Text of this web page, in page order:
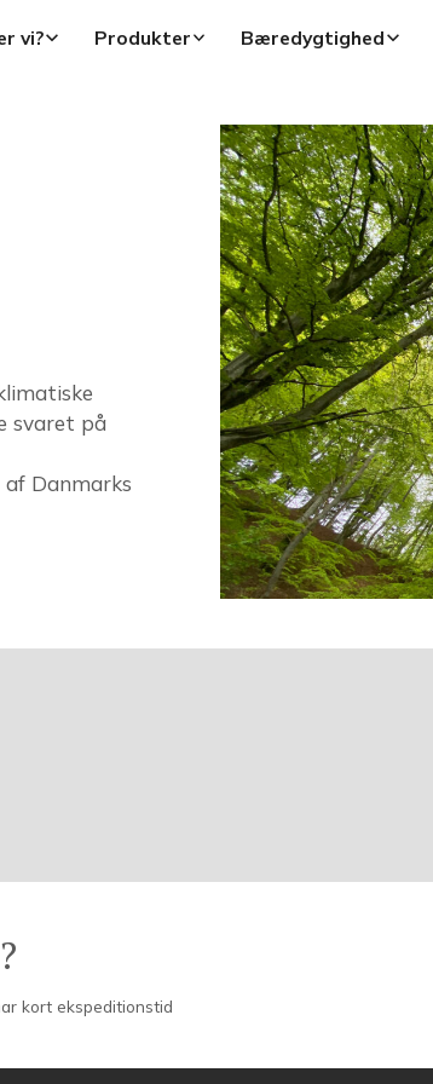
vi? Produkter Bæredygtighed
svaret på
Danmarks
kort ekspeditionstid